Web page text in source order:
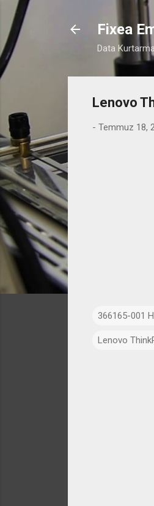
Fixea
Data
Lenovo
- Temmuz 18,
366165-001
Lenovo